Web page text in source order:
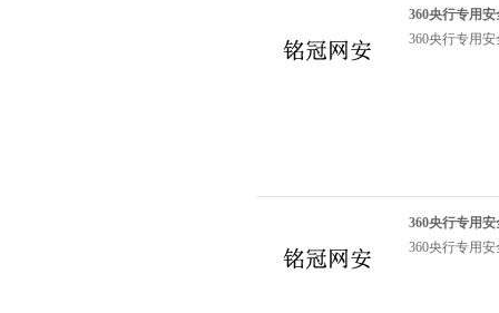
360央行专用
360央行专用
360央行专用
360央行专用